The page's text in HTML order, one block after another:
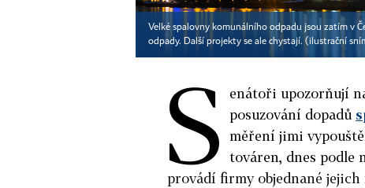
Velké spalovny komunálního odpadu jsou zatím v
odpady. Další projekty se ale chystají. (ilustrační
S
enátoři upozorňují
posuzování dopadů
měření jimi
továren, dnes podle
provádí firmy objednané